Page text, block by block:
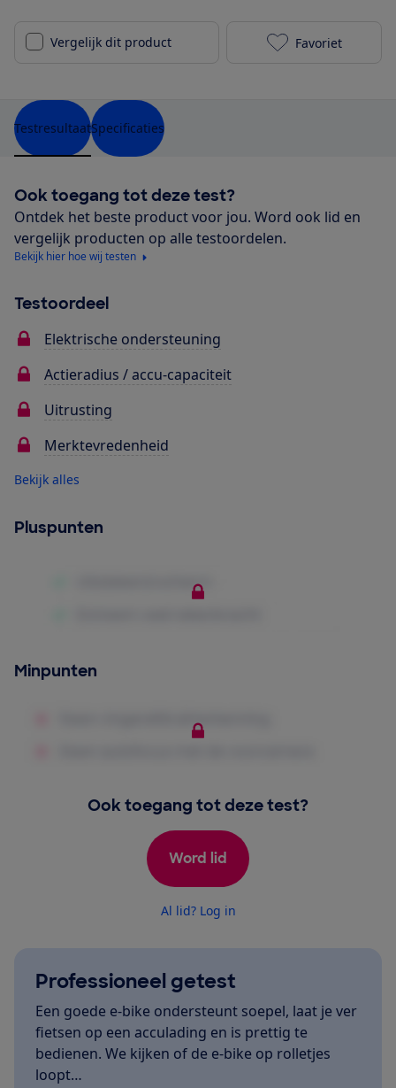
Vergelijk dit product Trek
Favoriet
TestresultaatSpecificaties
Ook toegang tot deze test?
Ontdek het beste product voor jou. Word ook lid en
vergelijk producten op alle testoordelen.
Bekijk hier hoe wij testen
Testoordeel
Elektrische ondersteuning
Actieradius / accu-capaciteit
Uitrusting
Merktevredenheid
Bekijk alles
Pluspunten
Minpunten
Ook toegang tot deze test?
Word lid
Al lid? Log in
Professioneel getest
Een goede e-bike ondersteunt soepel, laat je ver
fietsen op een acculading en is prettig te
bedienen. We kijken of de e-bike op rolletjes
loopt…